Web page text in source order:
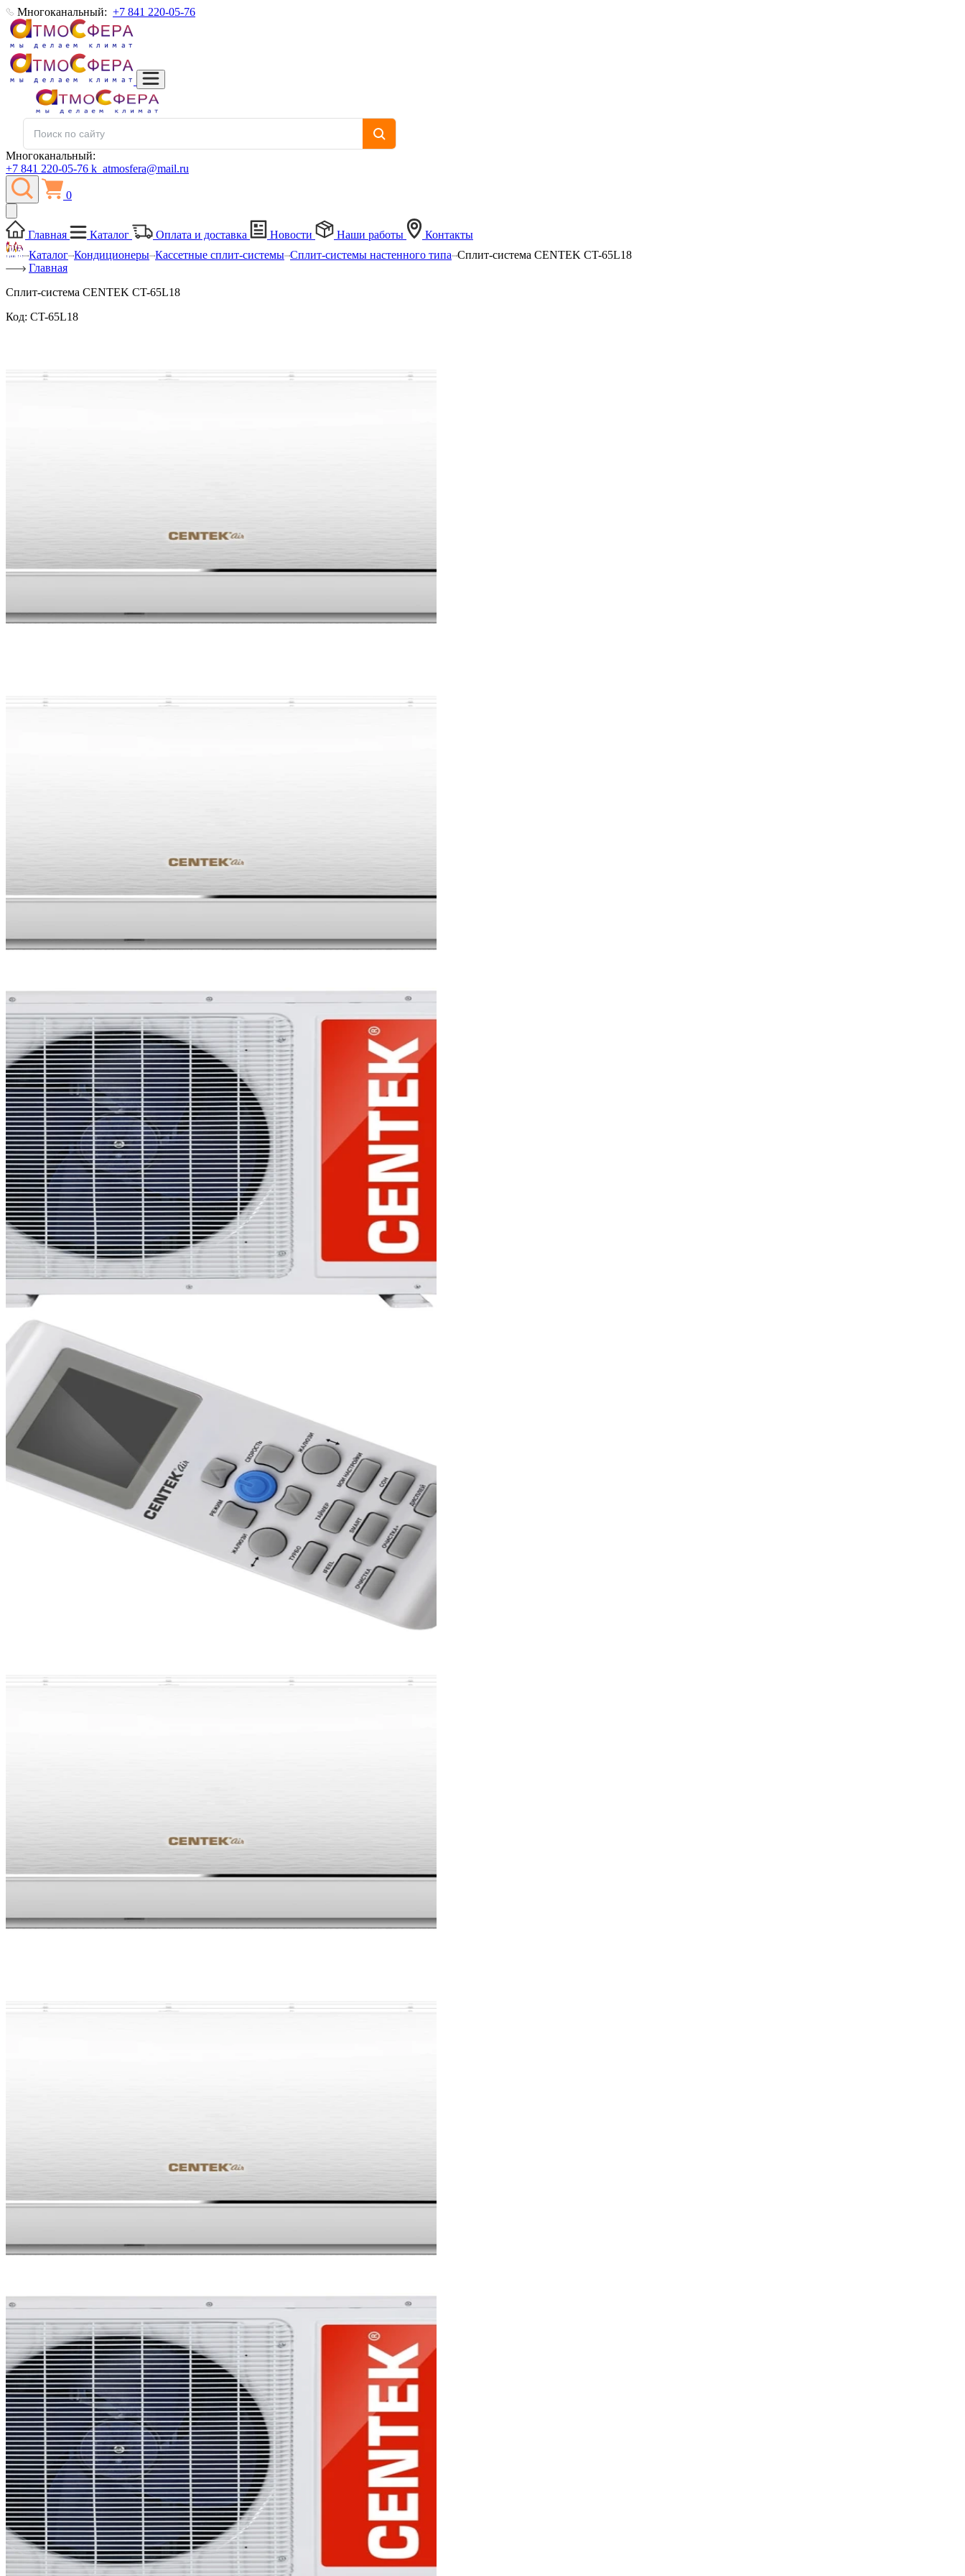
Многоканальный: +7 841 220-05-76
Многоканальный:
+7 841 220-05-76 k_atmosfera@mail.ru
0
Главная Каталог Оплата и доставка Новости Наши работы
Контакты
Каталог Кондиционеры Кассетные сплит-системы Сплит-системы настенного типа Сплит-система CENTEK CT-65L18
Главная
Сплит-система CENTEK CT-65L18
Код: CT-65L18